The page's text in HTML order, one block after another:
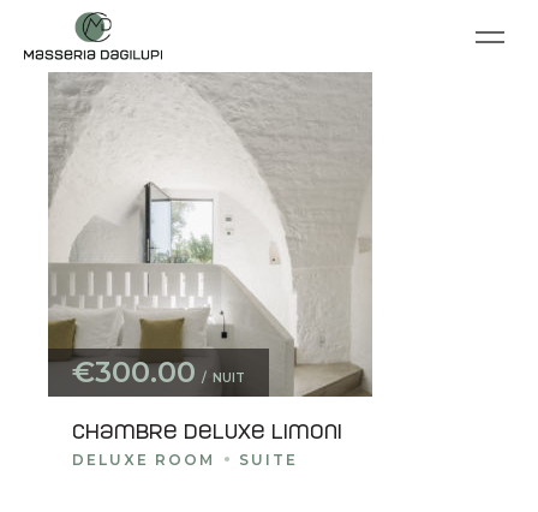
€300.00 NUIT
Chambre deluxe Limoni
DELUXE ROOM SUITE